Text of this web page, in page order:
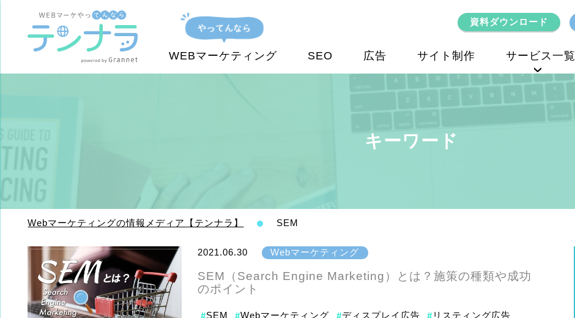
資料ダウンロード
WEBマーケティング SEO 広告 サイト制作 サービス一覧
キーワード
Webマーケティングの情報メディア【テンナラ】 SEM
2021.06.30 Webマーケティング
SEM（Search Engine Marketing）とは？施策の種類や成功
のポイント
SEM Webマーケティング ディスプレイ広告 リスティング広告